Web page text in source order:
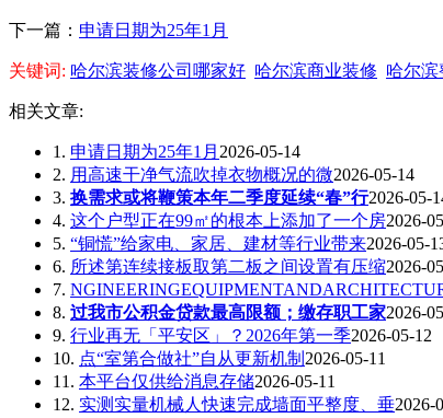
下一篇： 申请日期为25年1月
关键词: 哈尔滨装修公司哪家好 哈尔滨商业装修 哈尔滨
相关文章:
1. 申请日期为25年1月 2026-05-14
2. 用高速干净气流吹掉衣物概况的微2026-05-14
3. 换需求或将鞭策本年二季度延续“春”行2026-05-
4. 这个户型正在99㎡的根本上添加了一个房2026-
5. “铜慌”给家电、家居、建材等行业带来2026-05-
6. 所述第连续接板取第二板之间设置有压缩2026-
7.
8. 过我市公积金贷款最高限额；缴存职工家2026-
9. 行业再无「平安区」？2026年第一季2026-05-12
10. 点“室第合做社”自从更新机制 2026-05-11
11. 本平台仅供给消息存储2026-05-11
12. 实测实量机械人快速完成墙面平整度、垂2026-